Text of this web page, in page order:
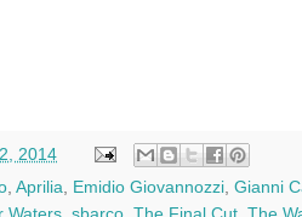
2014
Aprilia Emidio Giovannozzi Gianni